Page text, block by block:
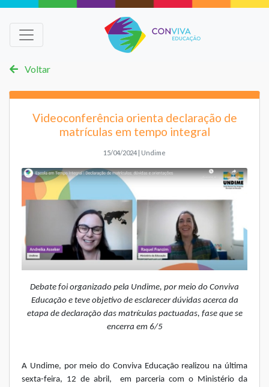
Voltar
Videoconferência orienta declaração de
matrículas em tempo integral
15/04/2024 | Undime
Debate foi organizado pela Undime, por meio do Conviva
Educação e teve objetivo de esclarecer dúvidas acerca da
etapa de declaração das matrículas pactuadas, fase que se
encerra em 6/5
A Undime, por meio do Conviva Educação realizou na última
sexta-feira, 12 de abril, em parceria com o Ministério da